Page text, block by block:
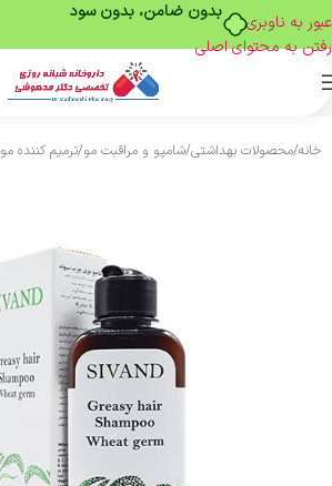
بدون ضامن، بدون سود
عبور به ناوبری
رفتن به محتوای اصلی
خانه/محصولات بهداشتی/شامپو و مراقبت مو/ترمیم کننده مو